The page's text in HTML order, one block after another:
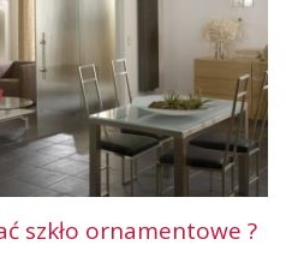
szkło ornamentowe ?